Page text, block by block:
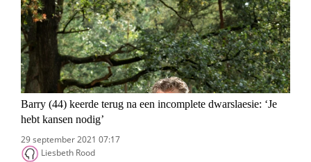
Barry (44) keerde terug na een incomplete dwarslaesie: ‘Je
hebt kansen nodig’
29 september 2021 07:17
Liesbeth Rood